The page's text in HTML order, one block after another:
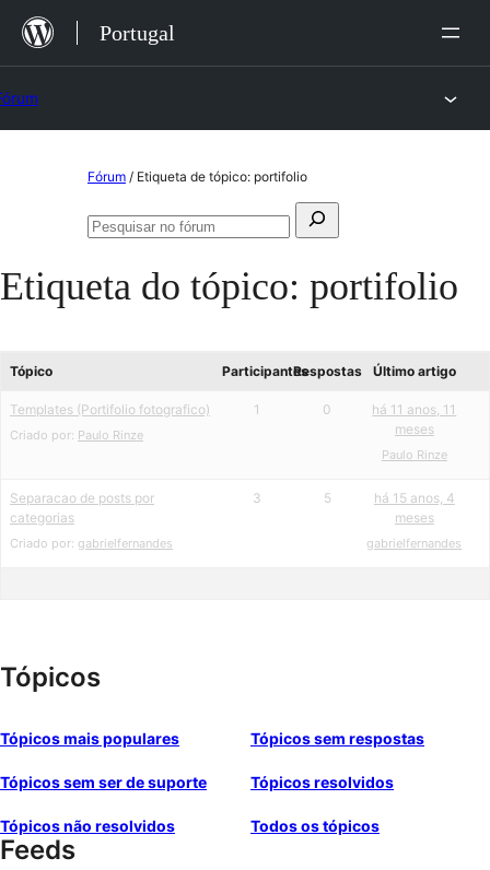
Saltar
para
Portugal
Fórum / Etiqueta de tópico: portifolio
Pesquisar
Pesquisar
Etiqueta do tópico: portifolio
Tópico ParticipantesRespostas Último artigo
Templates (Portifolio fotografico)
Criado por: Paulo Rinze
1 0
há 11 anos, 11
meses
Paulo Rinze
Separacao de posts por
categorias
Criado por: gabrielfernandes
3 5
há 15 anos, 4
meses
gabrielfernandes
Tópicos
Tópicos mais populares Tópicos sem respostas
Tópicos sem ser de suporte Tópicos resolvidos
Tópicos não resolvidos Todos os tópicos
Feeds